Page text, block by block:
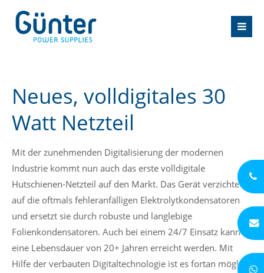
Neues, volldigitales 30
Watt Netzteil
Mit der zunehmenden Digitalisierung der modernen
Industrie kommt nun auch das erste volldigitale
Hutschienen-Netzteil auf den Markt. Das Gerät verzichtet
auf die oftmals fehleranfälligen Elektrolytkondensatoren
und ersetzt sie durch robuste und langlebige
Folienkondensatoren. Auch bei einem 24/7 Einsatz kann so
eine Lebensdauer von 20+ Jahren erreicht werden. Mit
Hilfe der verbauten Digitaltechnologie ist es fortan möglich